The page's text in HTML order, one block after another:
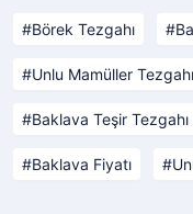
Börek Tezgahı
Unlu Mamüller Tezgahı
Baklava Teşir Tezgahı
Baklava Fiyatı